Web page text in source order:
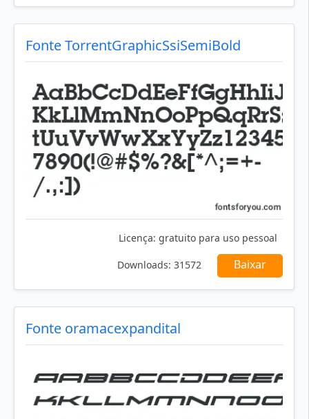
Fonte TorrentGraphicSsiSemiBold
Licença: gratuito para uso pessoal
Downloads: 31572 Baixar
Fonte oramacexpandital